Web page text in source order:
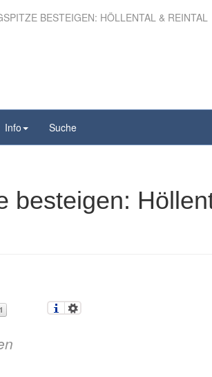
BESTEIGEN: HÖLLENTAL & REINTAL
Info Suche
& Reintal
besteigen: